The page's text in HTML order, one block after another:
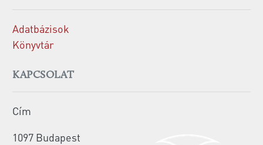
Adatbázisok
Könyvtár
KAPCSOLAT
Cím
1097 Budapest